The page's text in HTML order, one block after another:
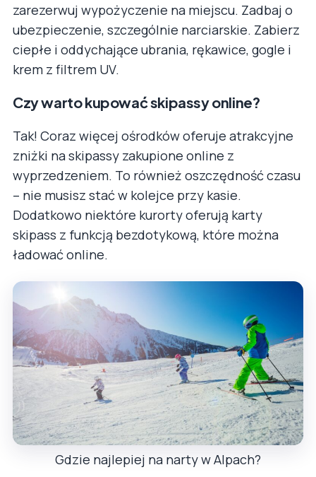
zarezerwuj wypożyczenie na miejscu. Zadbaj o
ubezpieczenie, szczególnie narciarskie. Zabierz
ciepłe i oddychające ubrania, rękawice, gogle i
krem z filtrem UV.
Czy warto kupować skipassy online?
Tak! Coraz więcej ośrodków oferuje atrakcyjne
zniżki na skipassy zakupione online z
wyprzedzeniem. To również oszczędność czasu
– nie musisz stać w kolejce przy kasie.
Dodatkowo niektóre kurorty oferują karty
skipass z funkcją bezdotykową, które można
ładować online.
Gdzie najlepiej na narty w Alpach?